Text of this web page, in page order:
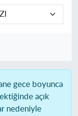
gece boyunca
açık
nedeniyle